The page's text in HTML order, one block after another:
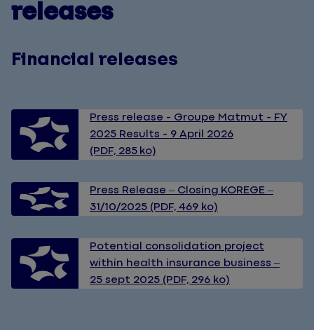
releases
Financial releases
Press release - Groupe Matmut - FY
2025 Results - 9 April 2026
(PDF, 285 ko)
Press Release – Closing KOREGE –
31/10/2025 (PDF, 469 ko)
Potential consolidation project
within health insurance business –
25 sept 2025 (PDF, 296 ko)